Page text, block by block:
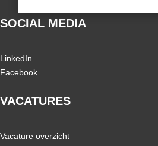
SOCIAL MEDIA
LinkedIn
Facebook
VACATURES
Vacature overzicht